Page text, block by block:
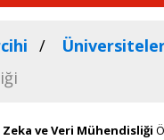
Zeka ve Veri Mühendisliği